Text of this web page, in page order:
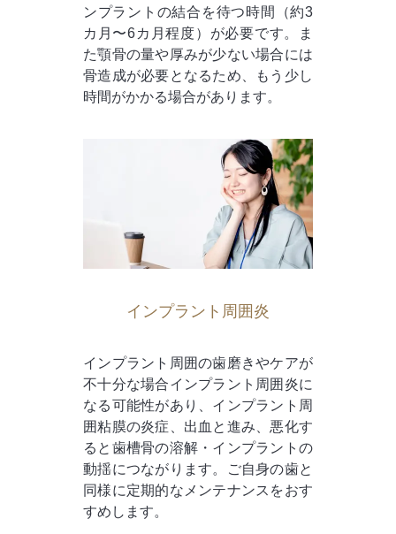
ンプラントの結合を待つ時間（約3
カ月〜6カ月程度）が必要です。ま
た顎骨の量や厚みが少ない場合には
骨造成が必要となるため、もう少し
時間がかかる場合があります。
インプラント周囲炎
インプラント周囲の歯磨きやケアが
不十分な場合インプラント周囲炎に
なる可能性があり、インプラント周
囲粘膜の炎症、出血と進み、悪化す
ると歯槽骨の溶解・インプラントの
動揺につながります。ご自身の歯と
同様に定期的なメンテナンスをおす
すめします。